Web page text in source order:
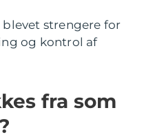
strengere for
og kontrol af
fra som